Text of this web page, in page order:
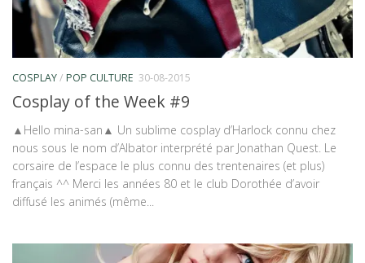
COSPLAY/ POP CULTURE 30-08-2015
Cosplay of the Week #9
▲Hello mina-san▲ Un sublime cosplay d’Harlock connu chez
nous sous le nom d’Albator interprété par Jonathan Quest. Le
corsaire de l’espace le plus connu des trentenaires (et plus)
français ^^ Merci les années 80 et le club Dorothée d’avoir
diffusé les animés (même...